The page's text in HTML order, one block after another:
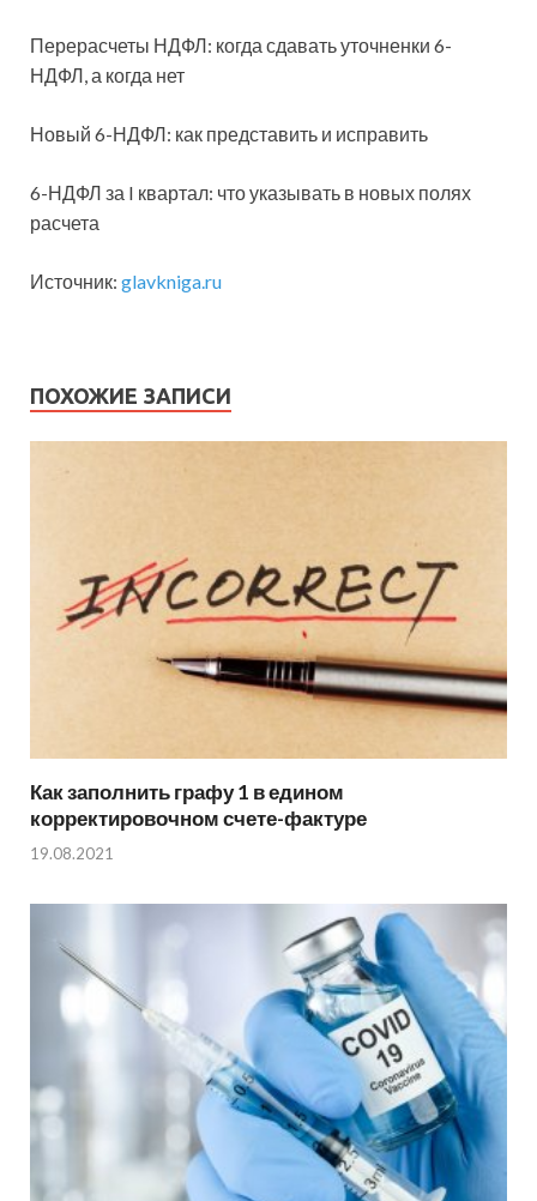
Перерасчеты НДФЛ: когда сдавать уточненки 6-
НДФЛ, а когда нет
Новый 6-НДФЛ: как представить и исправить
6-НДФЛ за I квартал: что указывать в новых полях
расчета
Источник: glavkniga.ru
ПОХОЖИЕ ЗАПИСИ
Как заполнить графу 1 в едином
корректировочном счете-фактуре
19.08.2021